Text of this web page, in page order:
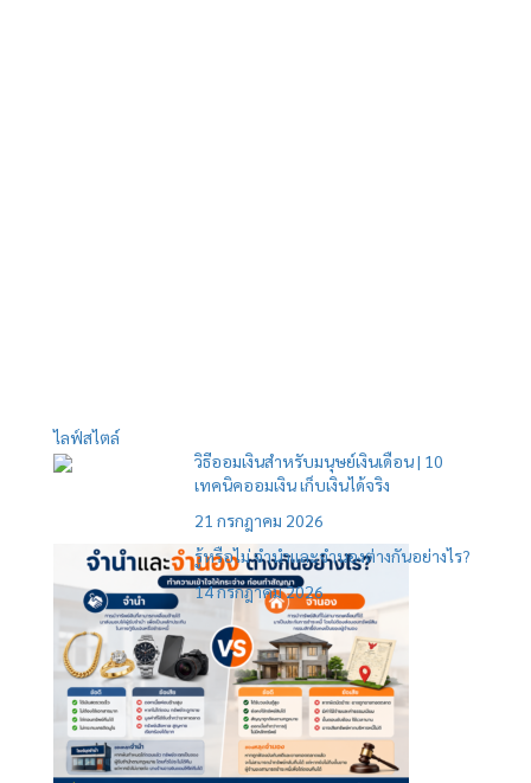
ไลฟ์สไตล์
วิธีออมเงินสำหรับมนุษย์เงินเดือน | 10
เทคนิคออมเงิน เก็บเงินได้จริง
21 กรกฎาคม 2026
รู้หรือไม่ จำนำและจำนองต่างกันอย่างไร?
14 กรกฎาคม 2026